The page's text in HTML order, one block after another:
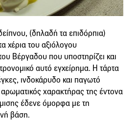
(δηλαδή τα επιδόρπια)
χέρια του αξιόλογου
Βέργαδου που υποστηρίζει και
αυτό εγχείρημα. Η τάρτα
ινδοκάρυδο και παγωτό
χαρακτήρας της έντονα
έδενε όμορφα με τη
βάση.